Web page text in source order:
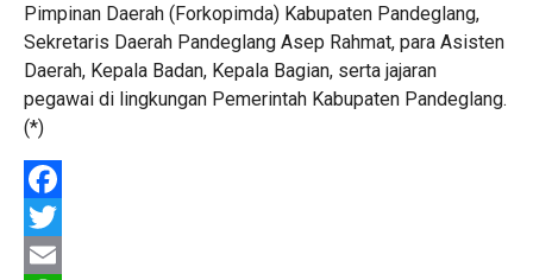
Pimpinan Daerah (Forkopimda) Kabupaten Pandeglang,
Sekretaris Daerah Pandeglang Asep Rahmat, para Asisten
Daerah, Kepala Badan, Kepala Bagian, serta jajaran
pegawai di lingkungan Pemerintah Kabupaten Pandeglang.
(*)
Facebook
Twitter